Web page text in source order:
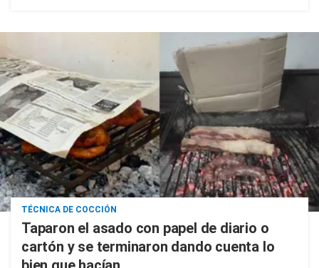
TÉCNICA DE COCCIÓN
Taparon el asado con papel de diario o
cartón y se terminaron dando cuenta lo